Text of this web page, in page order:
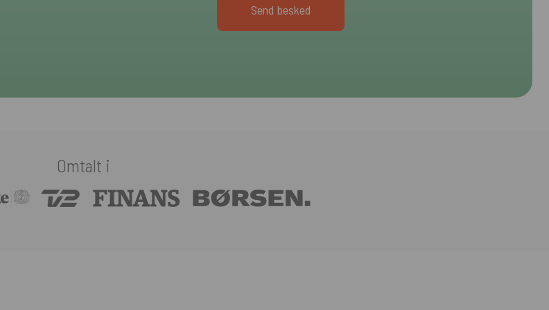
Omtalt i